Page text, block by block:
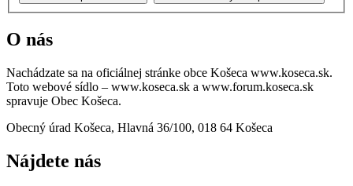
O nás
Nachádzate sa na oficiálnej stránke obce Košeca www.koseca.sk.
Toto webové sídlo – www.koseca.sk a www.forum.koseca.sk
spravuje Obec Košeca.
Obecný úrad Košeca, Hlavná 36/100, 018 64 Košeca
Nájdete nás